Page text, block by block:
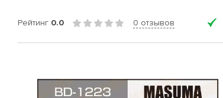
Рейтинг 0.0 0 отзывов